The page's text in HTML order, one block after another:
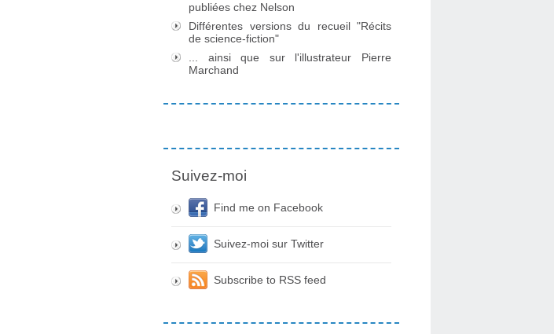
publiées chez Nelson
Différentes versions du recueil "Récits
de science-fiction"
... ainsi que sur l'illustrateur Pierre
Marchand
Suivez-moi
Find me on Facebook
Suivez-moi sur Twitter
Subscribe to RSS feed